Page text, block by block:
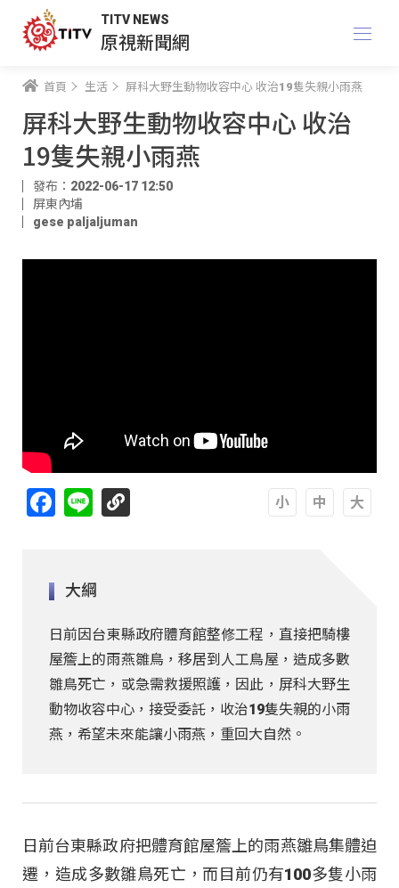
TITV NEWS
原視新聞網
首頁 生活 屏科大野生動物收容中心 收治19隻失親小雨燕
屏科大野生動物收容中心 收治
19隻失親小雨燕
發布：2022-06-17 12:50
屏東內埔
gese paljaljuman
Facebook
Line
大綱
日前因台東縣政府體育館整修工程，直接把騎樓
屋簷上的雨燕雛鳥，移居到人工鳥屋，造成多數
雛鳥死亡，或急需救援照護，因此，屏科大野生
動物收容中心，接受委託，收治19隻失親的小雨
燕，希望未來能讓小雨燕，重回大自然。
日前台東縣政府把體育館屋簷上的雨燕雛鳥集體迫
遷，造成多數雛鳥死亡，而目前仍有100多隻小雨